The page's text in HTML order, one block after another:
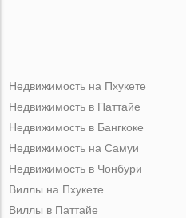
Недвижимость на Пхукете
Недвижимость в Паттайе
Недвижимость в Бангкоке
Недвижимость на Самуи
Недвижимость в Чонбури
Виллы на Пхукете
Виллы в Паттайе